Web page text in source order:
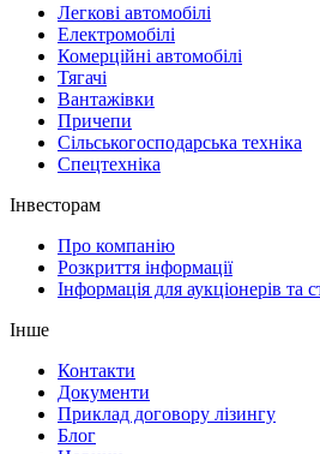
Легкові автомобілі
Електромобілі
Комерційні автомобілі
Тягачі
Вантажівки
Причепи
Сільськогосподарська техніка
Спецтехніка
Інвесторам
Про компанію
Розкриття інформації
Інформація для аукціонерів та
Інше
Контакти
Документи
Приклад договору лізингу
Блог